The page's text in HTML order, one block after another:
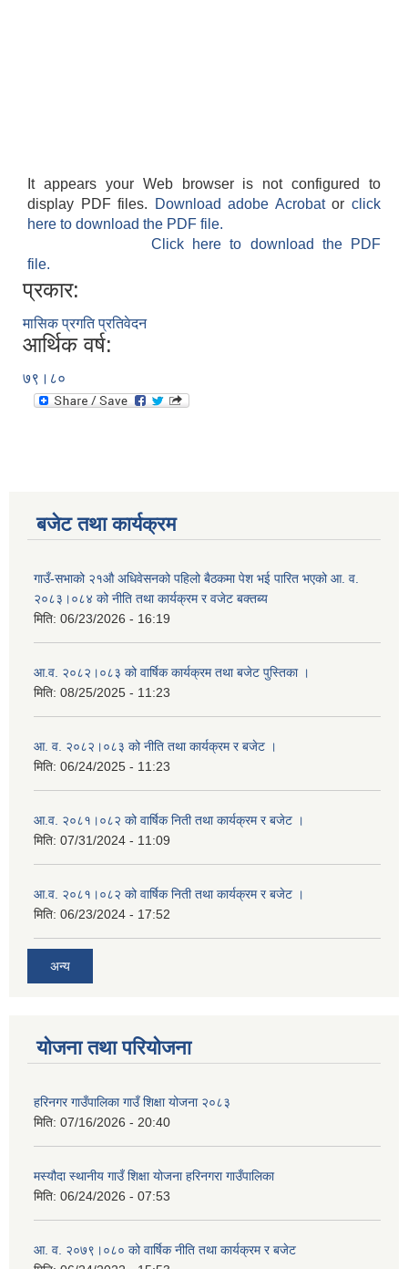
It appears your Web browser is not configured to
display PDF files.
Download adobe Acrobatorclick
here to download the PDF file.
Click here to download the PDF
file.
प्रकार:
मासिक प्रगति प्रतिवेदन
आर्थिक वर्ष:
७९।८०
बजेट तथा कार्यक्रम
गाउँ-सभाको २१औ अधिवेसनको पहिलो बैठकमा पेश भई पारित भएको आ. व.
२०८३।०८४ को नीति तथा कार्यक्रम र वजेट बक्तब्य
मिति: 06/23/2026 - 16:19
आ.व. २०८२।०८३ को वार्षिक कार्यक्रम तथा बजेट पुस्तिका ।
मिति: 08/25/2025 - 11:23
आ. व. २०८२।०८३ को नीति तथा कार्यक्रम र बजेट ।
मिति: 06/24/2025 - 11:23
आ.व. २०८१।०८२ को वार्षिक निती तथा कार्यक्रम र बजेट ।
मिति: 07/31/2024 - 11:09
आ.व. २०८१।०८२ को वार्षिक निती तथा कार्यक्रम र बजेट ।
मिति: 06/23/2024 - 17:52
अन्य
योजना तथा परियोजना
हरिनगर गाउँपालिका गाउँ शिक्षा योजना २०८३
मिति: 07/16/2026 - 20:40
मस्यौदा स्थानीय गाउँ शिक्षा योजना हरिनगरा गाउँपालिका
मिति: 06/24/2026 - 07:53
आ. व. २०७९।०८० को वार्षिक नीति तथा कार्यक्रम र बजेट